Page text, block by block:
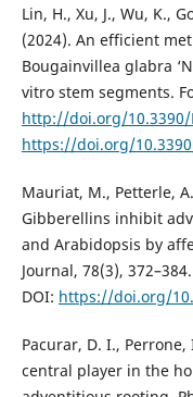
Lin, H., Xu, J., Wu, K.,
(2024). An efficient
Bougainvillea glabra
vitro stem segments.
http://doi.org/10.3390/
https://doi.org/
Mauriat, M., Petterle,
Gibberellins inhibit
and Arabidopsis by
Journal, 78(3), 372–384.
DOI: https://doi.org/
Pacurar, D. I.,
central player in the